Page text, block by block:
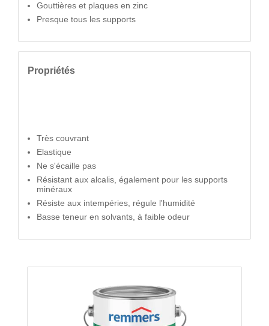
Gouttières et plaques en zinc
Presque tous les supports
Propriétés
Très couvrant
Elastique
Ne s'écaille pas
Résistant aux alcalis, également pour les supports
minéraux
Résiste aux intempéries, régule l'humidité
Basse teneur en solvants, à faible odeur